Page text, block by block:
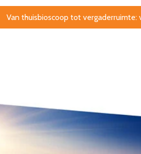
Van thuisbioscoop tot